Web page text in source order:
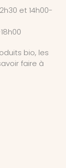
et 14h00-
bio, les
faire à